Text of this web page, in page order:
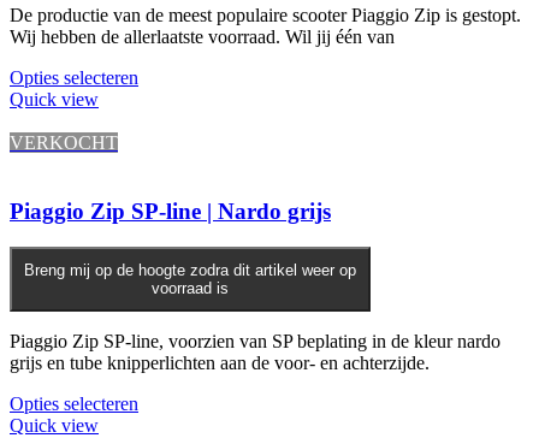
De productie van de meest populaire scooter Piaggio Zip is gestopt.
Wij hebben de allerlaatste voorraad. Wil jij één van
Opties selecteren
Quick view
VERKOCHT
Piaggio Zip SP-line | Nardo grijs
Breng mij op de hoogte zodra dit artikel weer op
voorraad is
Piaggio Zip SP-line, voorzien van SP beplating in de kleur nardo
grijs en tube knipperlichten aan de voor- en achterzijde.
Opties selecteren
Quick view